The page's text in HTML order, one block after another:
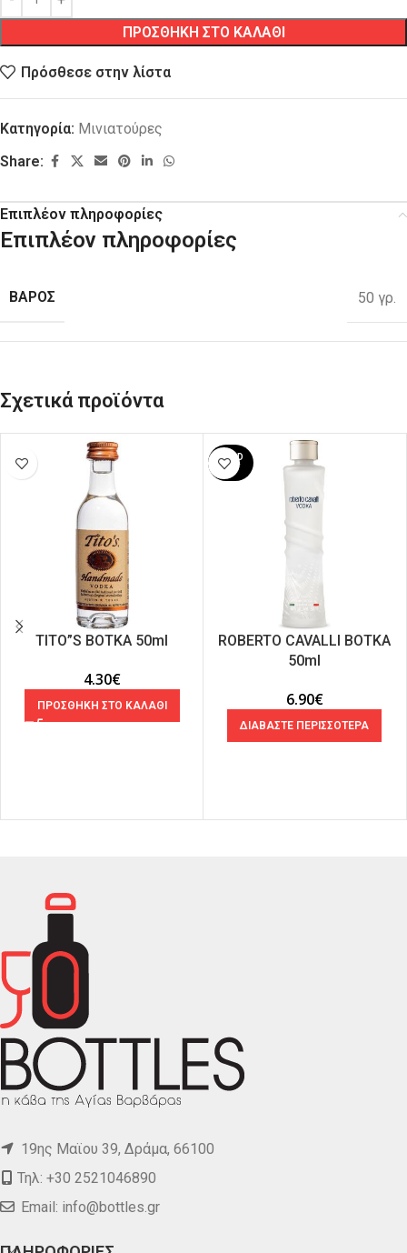
ΠΡΟΣΘΗΚΗ ΣΤΟ ΚΑΛΑΘΙ
Πρόσθεσε στην λίστα
Κατηγορία: Μινιατούρες
Share:
Επιπλέον πληροφορίες
Επιπλέον πληροφορίες
ΒΑΡΟΣ 50 γρ.
Σχετικά προϊόντα
TITO”S ΒΟΤΚΑ 50ml
4.30€
ΠΡΟΣΘΗΚΗ ΣΤΟ ΚΑΛΑΘΙ
SOLD
OUT
ROBERTO CAVALLI ΒΟΤΚΑ
50ml
6.90€
ΔΙΑΒΑΣΤΕ ΠΕΡΙΣΣΟΤΕΡΑ
19ης Μαϊου 39, Δράμα, 66100
Τηλ: +30 2521046890
Email: info@bottles.gr